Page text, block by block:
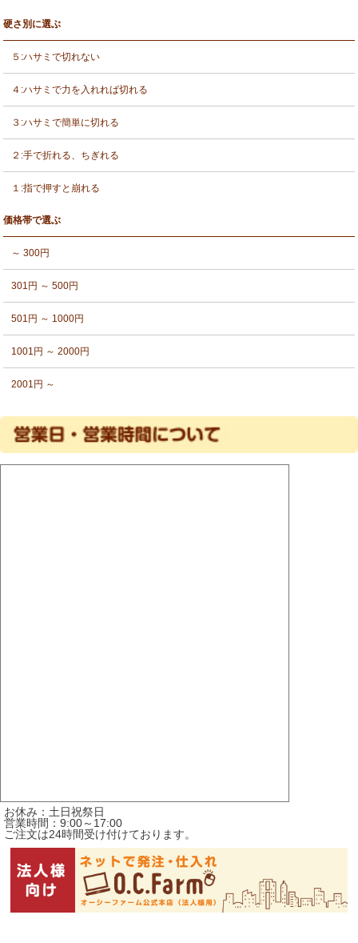
硬さ別に選ぶ
５:ハサミで切れない
４:ハサミで力を入れれば切れる
３:ハサミで簡単に切れる
２:手で折れる、ちぎれる
１:指で押すと崩れる
価格帯で選ぶ
～ 300円
301円 ～ 500円
501円 ～ 1000円
1001円 ～ 2000円
2001円 ～
お休み：土日祝祭日
営業時間：9:00～17:00
ご注文は24時間受け付けております。